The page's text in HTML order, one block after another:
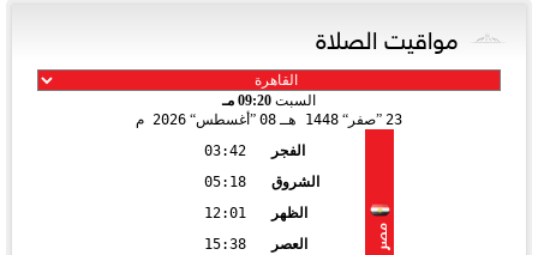
مواقيت الصلاة
السبت 09:20 مـ
23 صفر 1448 هـ 08 أغسطس 2026 م
مصر
الفجر
03:42
الشروق
05:18
الظهر
12:01
العصر
15:38